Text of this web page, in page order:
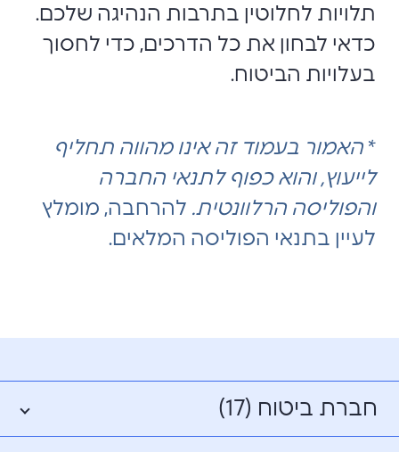
תלויות לחלוטין בתרבות הנהיגה שלכם.
כדאי לבחון את כל הדרכים, כדי לחסוך
בעלויות הביטוח.
* האמור בעמוד זה אינו מהווה תחליף
לייעוץ, והוא כפוף לתנאי החברה
והפוליסה הרלוונטית. להרחבה, מומלץ
לעיין בתנאי הפוליסה המלאים.
חברת ביטוח (17)